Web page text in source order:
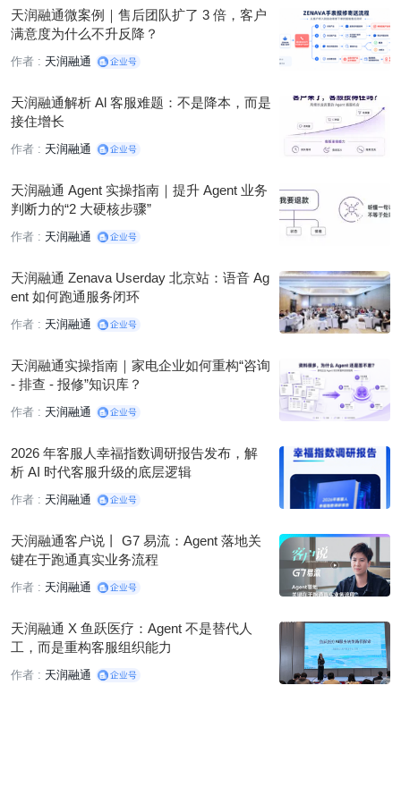
天润融通微案例｜售后团队扩了 3 倍，客户
满意度为什么不升反降？
作者 : 天润融通
天润融通解析 Al 客服难题：不是降本，而是
接住增长
作者 : 天润融通
天润融通 Agent 实操指南｜提升 Agent 业务
判断力的“2 大硬核步骤”
作者 : 天润融通
天润融通 Zenava Userday 北京站：语音 Ag
ent 如何跑通服务闭环
作者 : 天润融通
天润融通实操指南｜家电企业如何重构“咨询
- 排查 - 报修”知识库？
作者 : 天润融通
2026 年客服人幸福指数调研报告发布，解
析 AI 时代客服升级的底层逻辑
作者 : 天润融通
天润融通客户说丨 G7 易流：Agent 落地关
键在于跑通真实业务流程
作者 : 天润融通
天润融通 X 鱼跃医疗：Agent 不是替代人
工，而是重构客服组织能力
作者 : 天润融通